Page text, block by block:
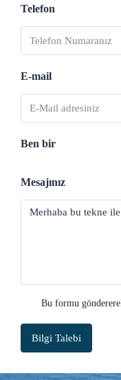
Telefon
E-mail
Ben bir
Mesajınız
Bu formu
Bilgi Talebi